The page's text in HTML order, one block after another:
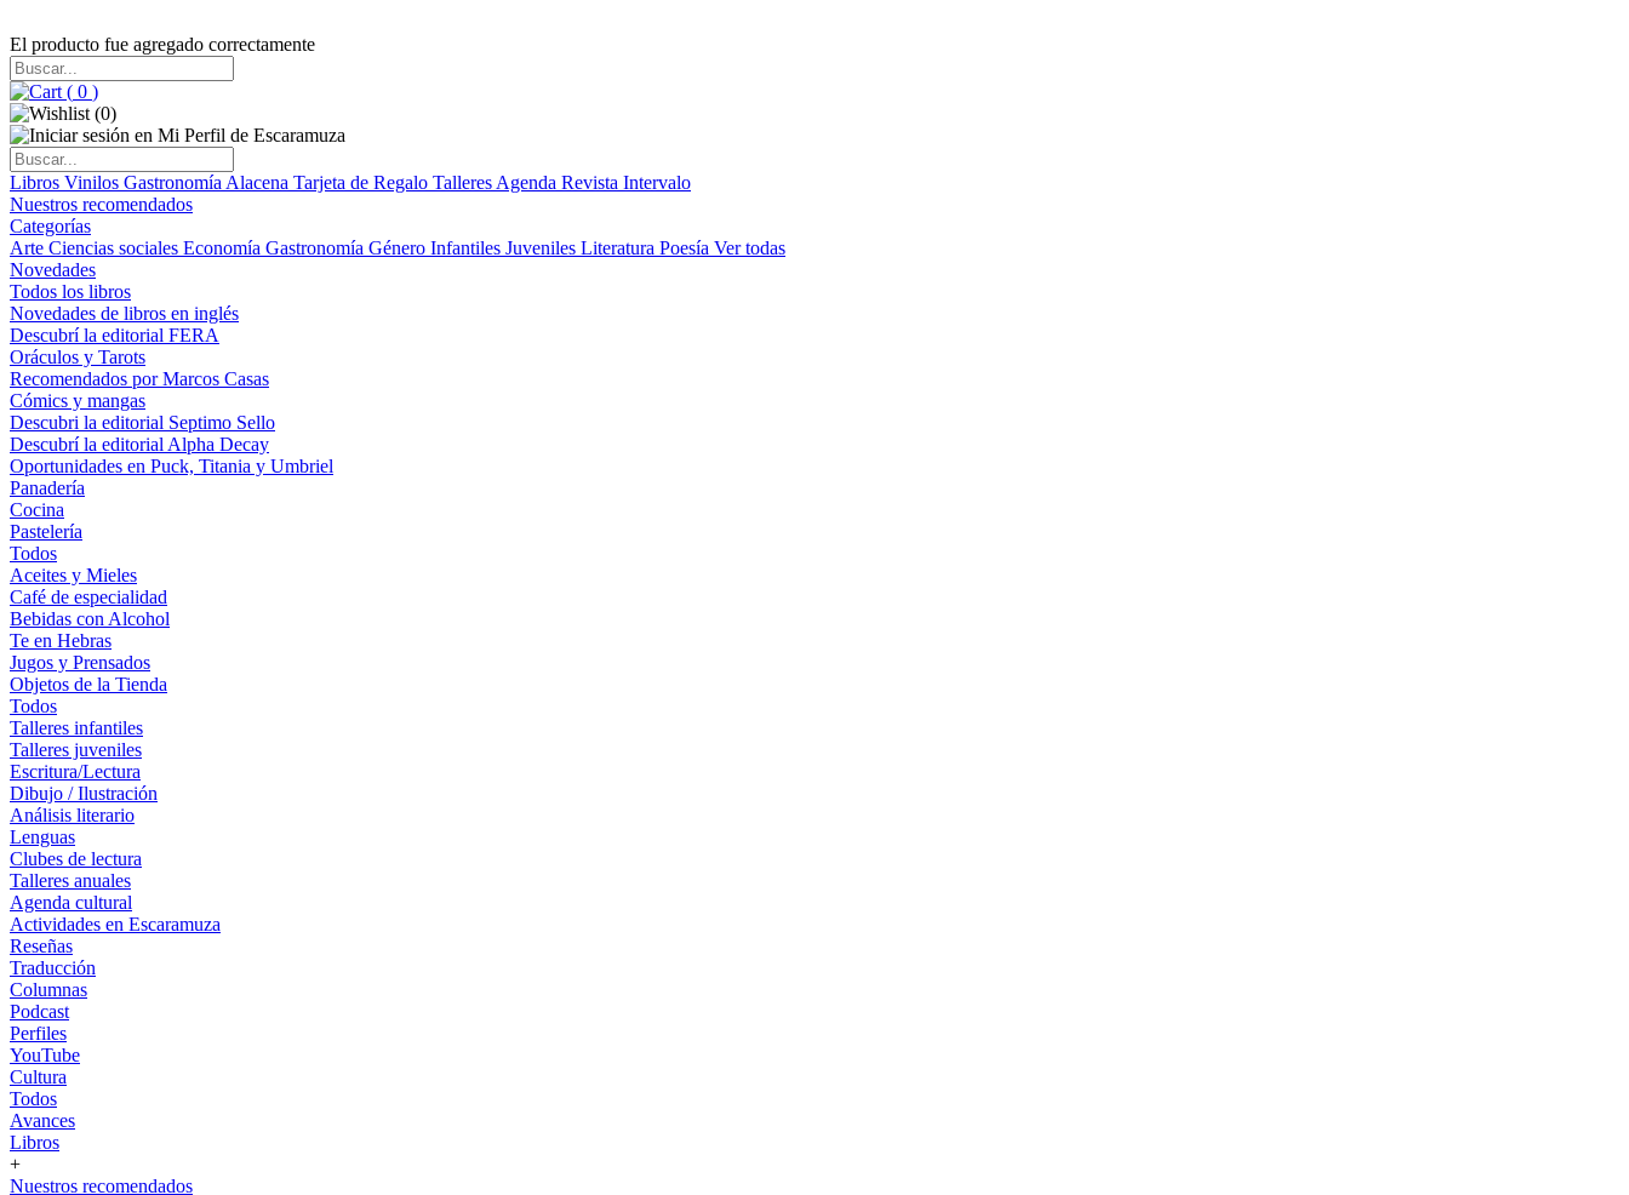
El producto fue agregado correctamente
( 0 )
(0)
Libros Vinilos Gastronomía Alacena Tarjeta de Regalo Talleres Agenda Revista Intervalo
Nuestros recomendados
Categorías
Arte Ciencias sociales Economía Gastronomía Género Infantiles Juveniles Literatura Poesía Ver todas
Novedades
Todos los libros
Novedades de libros en inglés
Descubrí la editorial FERA
Oráculos y Tarots
Recomendados por Marcos Casas
Cómics y mangas
Descubri la editorial Septimo Sello
Descubrí la editorial Alpha Decay
Oportunidades en Puck, Titania y Umbriel
Panadería
Cocina
Pastelería
Todos
Aceites y Mieles
Café de especialidad
Bebidas con Alcohol
Te en Hebras
Jugos y Prensados
Objetos de la Tienda
Todos
Talleres infantiles
Talleres juveniles
Escritura/Lectura
Dibujo / Ilustración
Análisis literario
Lenguas
Clubes de lectura
Talleres anuales
Agenda cultural
Actividades en Escaramuza
Reseñas
Traducción
Columnas
Podcast
Perfiles
YouTube
Cultura
Todos
Avances
Libros
+
Nuestros recomendados